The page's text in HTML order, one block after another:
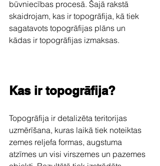
būvniecības procesā. Šajā rakstā
skaidrojam, kas ir topogrāfija, kā tiek
sagatavots topogrāfijas plāns un
kādas ir topogrāfijas izmaksas.
Kas ir topogrāfija?
Topogrāfija ir detalizēta teritorijas
uzmērīšana, kuras laikā tiek noteiktas
zemes reljefa formas, augstuma
atzīmes un visi virszemes un pazemes